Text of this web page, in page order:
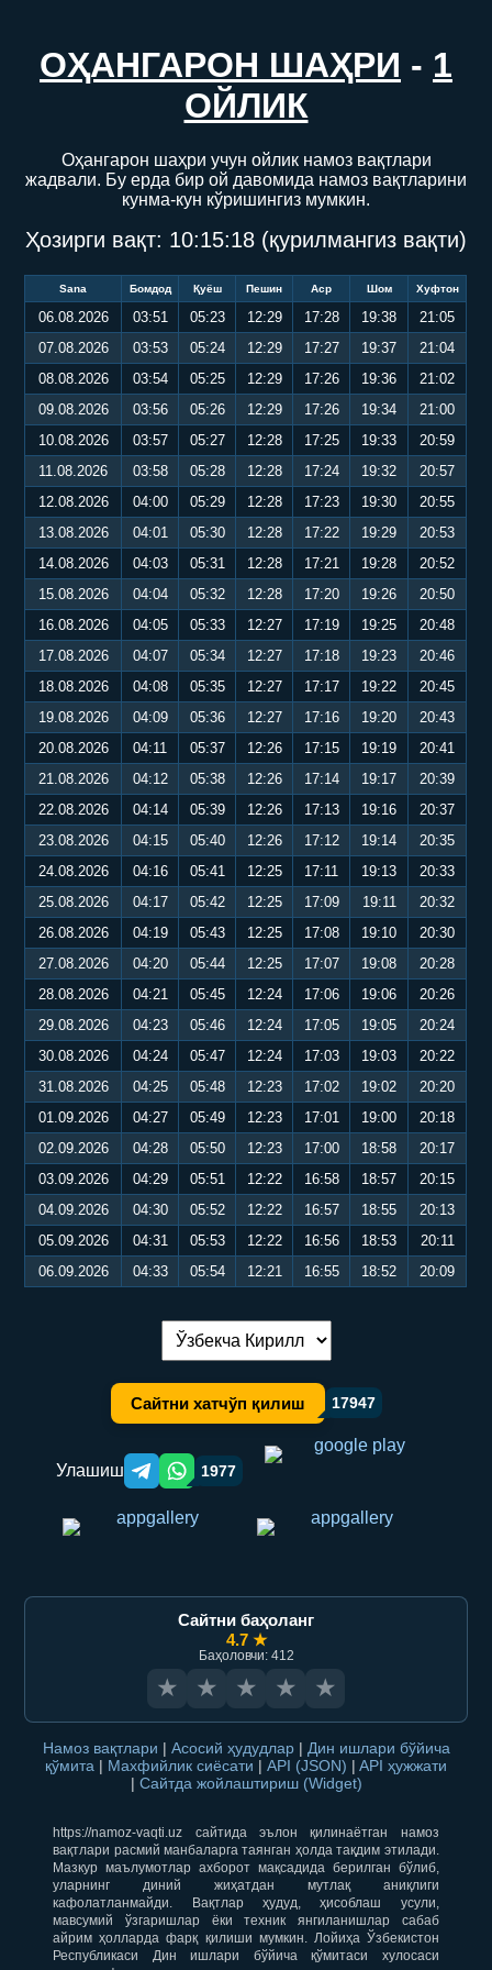
ОҲАНГАРОН ШАҲРИ - 1
ОЙЛИК
Оҳангарон шаҳри учун ойлик намоз вақтлари
жадвали. Бу ерда бир ой давомида намоз вақтларини
кунма-кун кўришингиз мумкин.
Ҳозирги вақт: 10:15:19 (қурилмангиз вақти)
Sana Бомдод Қуёш Пешин Аср Шом Хуфтон
06.08.2026 03:51 05:23 12:29 17:28 19:38
21:05
07.08.2026
03:53 05:24 12:29 17:27 19:37
21:04
08.08.2026
03:54 05:25 12:29 17:26 19:36
21:02
09.08.2026
03:56 05:26 12:29 17:26 19:34
21:00
10.08.2026
03:57 05:27 12:28 17:25 19:33
20:59
11.08.2026
03:58 05:28 12:28 17:24 19:32
20:57
12.08.2026
04:00 05:29 12:28 17:23 19:30
20:55
13.08.2026
04:01 05:30 12:28 17:22 19:29
20:53
14.08.2026
04:03 05:31 12:28 17:21 19:28
20:52
15.08.2026
04:04 05:32 12:28 17:20 19:26
20:50
16.08.2026
04:05 05:33 12:27 17:19 19:25
20:48
17.08.2026
04:07 05:34 12:27 17:18 19:23
20:46
18.08.2026
04:08 05:35 12:27 17:17 19:22
20:45
19.08.2026
04:09 05:36 12:27 17:16 19:20
20:43
20.08.2026
04:11 05:37 12:26 17:15 19:19
20:41
21.08.2026
04:12 05:38 12:26 17:14 19:17
20:39
22.08.2026
04:14 05:39 12:26 17:13 19:16
20:37
23.08.2026
04:15 05:40 12:26 17:12 19:14
20:35
24.08.2026
04:16 05:41 12:25 17:11 19:13
20:33
25.08.2026
04:17 05:42 12:25 17:09 19:11
20:32
26.08.2026
04:19 05:43 12:25 17:08 19:10
20:30
27.08.2026
04:20 05:44 12:25 17:07 19:08
20:28
28.08.2026
04:21 05:45 12:24 17:06 19:06
20:26
29.08.2026
04:23 05:46 12:24 17:05 19:05
20:24
30.08.2026
04:24 05:47 12:24 17:03 19:03
20:22
31.08.2026
04:25 05:48 12:23 17:02 19:02
20:20
01.09.2026
04:27 05:49 12:23 17:01 19:00
20:18
02.09.2026
04:28 05:50 12:23 17:00 18:58
20:17
03.09.2026
04:29 05:51 12:22 16:58 18:57
20:15
04.09.2026
04:30 05:52 12:22 16:57 18:55
20:13
05.09.2026
04:31 05:53 12:22 16:56 18:53
20:11
06.09.2026
04:33 05:54 12:21 16:55 18:52 20:09
Тилни алмаштириш:
Сайтни хатчўп қилиш 17947
Улашиш Telegram orqali ulashish
WhatsApp orqali ulashish
1977
Сайтни баҳоланг
4.7 ★
Баҳоловчи: 412
★ ★ ★ ★ ★
Намоз вақтлари | Асосий ҳудудлар | Дин ишлари бўйича
қўмита | Махфийлик сиёсати | API (JSON) | API ҳужжати
| Сайтда жойлаштириш (Widget)
https://namoz-vaqti.uz сайтида эълон қилинаётган намоз
вақтлари расмий манбаларга таянган ҳолда тақдим этилади.
Мазкур маълумотлар ахборот мақсадида берилган бўлиб,
уларнинг диний жиҳатдан мутлақ аниқлиги
кафолатланмайди. Вақтлар ҳудуд, ҳисоблаш усули,
мавсумий ўзгаришлар ёки техник янгиланишлар сабаб
айрим ҳолларда фарқ қилиши мумкин. Лойиҳа Ўзбекистон
Республикаси Дин ишлари бўйича қўмитаси хулосаси